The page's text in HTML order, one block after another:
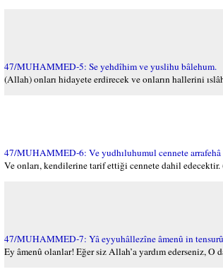
47/MUHAMMED-5: Se yehdîhim ve yuslihu bâlehum.
(Allah) onları hidayete erdirecek ve onların hallerini
47/MUHAMMED-6: Ve yudhıluhumul cennete arrafehâ
Ve onları, kendilerine tarif ettiği cennete dahil edecektir.
47/MUHAMMED-7: Yâ eyyuhâllezîne âmenû in
Ey âmenû olanlar! Eğer siz Allah’a yardım ederseniz, O